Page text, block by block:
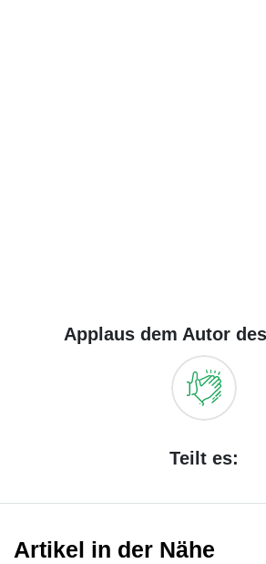
Applaus dem Autor
Teilt es:
Artikel in der Nähe